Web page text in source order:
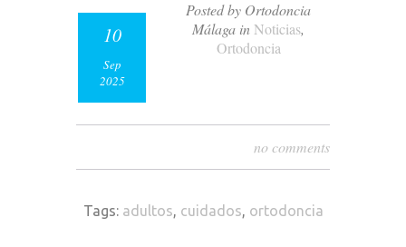
Posted by Ortodoncia
Málaga in Noticias,
Ortodoncia
10
Sep
2025
no comments
Tags: adultos, cuidados, ortodoncia